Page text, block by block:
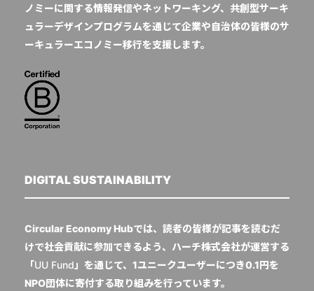
ノミーに関する情報発信やネットワーキング、共創型サーキ
ュラーデザインプログラムを通じて企業や自治体の皆様のサ
ーキュラーエコノミー移行を支援します。
DIGITAL SUSTAINABILITY
Circular Economy Hubでは、読者の皆様が記事を読むだ
けで社会貢献に参加できるよう、ハーチ株式会社が運営する
「UU Fund」を通じて、1ユニークユーザーにつき0.1円を
NPO団体に寄付する取り組みを行っています。